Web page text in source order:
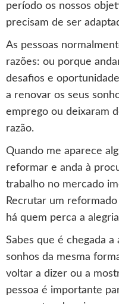
período os nossos
precisam de ser
As pessoas
razões: ou porque
desafios e
a renovar os seus
emprego ou deixaram
razão.
Quando me aparece
reformar e anda à
trabalho no mercado
Recrutar um
há quem perca a
Sabes que é chegada
sonhos da mesma
voltar a dizer ou a
pessoa é importante